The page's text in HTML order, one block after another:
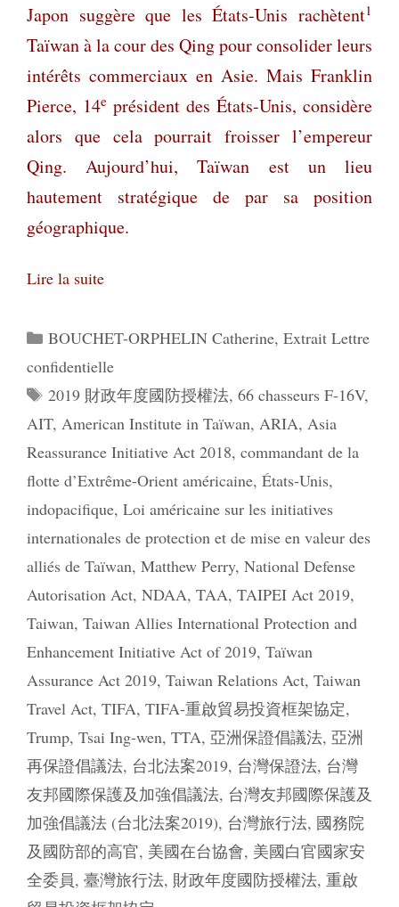
Japon suggère que les États-Unis rachètent1
Taïwan à la cour des Qing pour consolider leurs
intérêts commerciaux en Asie. Mais Franklin
Pierce, 14e président des États-Unis, considère
alors que cela pourrait froisser l’empereur
Qing. Aujourd’hui, Taïwan est un lieu
hautement stratégique de par sa position
géographique.
Lire la suite
Catégories
BOUCHET-ORPHELIN Catherine, Extrait Lettre
confidentielle
Étiquettes
2019 財政年度國防授權法, 66 chasseurs F-16V,
AIT, American Institute in Taïwan, ARIA, Asia
Reassurance Initiative Act 2018, commandant de la
flotte d’Extrême-Orient américaine, États-Unis,
indopacifique, Loi américaine sur les initiatives
internationales de protection et de mise en valeur des
alliés de Taïwan, Matthew Perry, National Defense
Autorisation Act, NDAA, TAA, TAIPEI Act 2019,
Taiwan, Taiwan Allies International Protection and
Enhancement Initiative Act of 2019, Taïwan
Assurance Act 2019, Taiwan Relations Act, Taiwan
Travel Act, TIFA, TIFA-重啟貿易投資框架協定,
Trump, Tsai Ing-wen, TTA, 亞洲保證倡議法, 亞洲
再保證倡議法, 台北法案2019, 台灣保證法, 台灣
友邦國際保護及加強倡議法, 台灣友邦國際保護及
加強倡議法 (台北法案2019), 台灣旅行法, 國務院
及國防部的高官, 美國在台協會, 美國白官國家安
全委員, 臺灣旅行法, 財政年度國防授權法, 重啟